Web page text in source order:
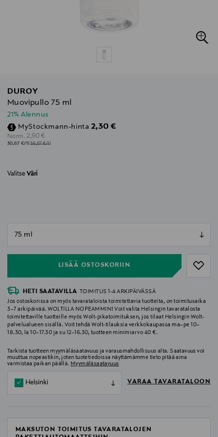
DUROY
Muovipullo 75 ml
21% Alennus
MyStockmann-hinta Discounted Price
2,30 €
Norm. Original Price
2,90 €
30,67 €/1l38,67 €/1l
Valitse Väri
LISÄÄ OSTOSKORIIN
null
HETI SAATAVILLA TOIMITUS 1-4 ARKIPÄIVÄSSÄ
Jos ostoskorissa on myös tavarataloista toimitettavia tuotteita, on toimitusaika
3–7 arkipäivää. WOLTILLA NOPEAMMIN! Voit valita Helsingin tavaratalosta
toimitettaville tuotteille myös Wolt-pikatoimituksen, jos tilaat Helsingin Wolt-
palvelualueen sisällä. Voit tehdä Wolt-tilauksia verkkokaupassa ma–pe 10–
18.30, la 10–17.30 ja su 12–16.30, tuotteen minimiarvo 40 €.
Tarkista tuotteen myymäläsaatavuus ja varausmahdollisuus alta. Saatavuus voi
muuttua nopeastikin, joten tuotetiedoissa näyttämämme tieto pitää aina
varmistaa paikan päällä. Myymäläsaatavuus
Helsinki VARAA TAVARATALOON
MAKSUTON TOIMITUS TAVARATALOJEN